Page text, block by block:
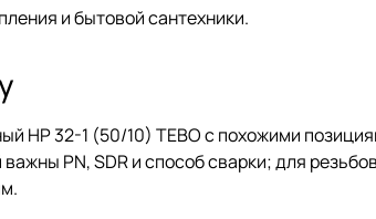
и бытовой сантехники.
НР 32-1 (50/10) TEBO с похожими
PN, SDR и способ сварки; для